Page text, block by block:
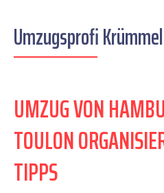
Umzugsprofi
UMZUG VON
TOULON
TIPPS